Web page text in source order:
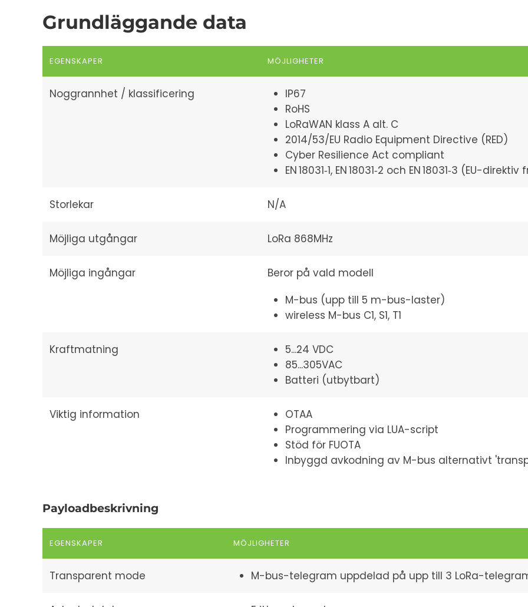
Grundläggande data
EGENSKAPER MÖJLIGHETER
Noggrannhet / klassificering
IP67
RoHS
LoRaWAN klass A alt. C
2014/53/EU Radio Equipment Directive (RED)
Cyber Resilience Act compliant
EN 18031‑1, EN 18031‑2 och EN 18031‑3 (EU-
Storlekar N/A
Möjliga utgångar LoRa 868MHz
Möjliga ingångar
Beror på vald modell
M-bus (upp till 5 m-bus-laster)
wireless M-bus C1, S1, T1
Kraftmatning
5...24 VDC
85...305VAC
Batteri (utbytbart)
Viktig information
OTAA
Programmering via LUA-script
Stöd för FUOTA
Inbyggd avkodning av M-bus alternativt
Payloadbeskrivning
EGENSKAPER MÖJLIGHETER
Transparent mode M-bus-telegram uppdelad på upp till 3 LoRa-